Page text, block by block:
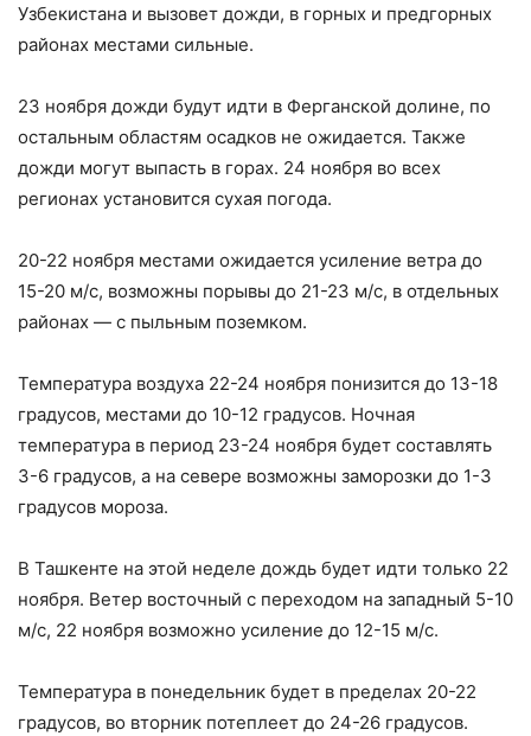
Узбекистана и вызовет дожди, в горных и предгорных
районах местами сильные.
23 ноября дожди будут идти в Ферганской долине, по
остальным областям осадков не ожидается. Также
дожди могут выпасть в горах. 24 ноября во всех
регионах установится сухая погода.
20-22 ноября местами ожидается усиление ветра до
15-20 м/с, возможны порывы до 21-23 м/с, в отдельных
районах — с пыльным поземком.
Температура воздуха 22-24 ноября понизится до 13-18
градусов, местами до 10-12 градусов. Ночная
температура в период 23-24 ноября будет составлять
3-6 градусов, а на севере возможны заморозки до 1-3
градусов мороза.
В Ташкенте на этой неделе дождь будет идти только 22
ноября. Ветер восточный с переходом на западный 5-10
м/с, 22 ноября возможно усиление до 12-15 м/с.
Температура в понедельник будет в пределах 20-22
градусов, во вторник потеплеет до 24-26 градусов.